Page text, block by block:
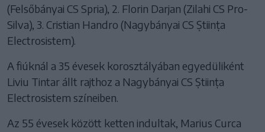
(Felsőbányai CS Spria), 2. Florin Darjan (Zilahi CS Pro-
Silva), 3. Cristian Handro (Nagybányai CS Știința
Electrosistem).
A fiúknál a 35 évesek korosztályában egyedüliként
Liviu Tintar állt rajthoz a Nagybányai CS Știința
Electrosistem színeiben.
Az 55 évesek között ketten indultak, Marius Curca